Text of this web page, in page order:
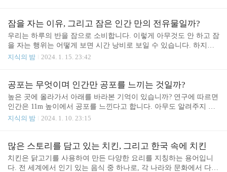
의 식품들 동물이 먹을 수 있는 인간의 음식은 동물의 종, 크기, 건강
상태에 따라 다르며, 일반적으로는 인간이 섭취하는 음식들을 동물
도 먹을 수 있습니다. 우선 우리 곁에 가까운 동물인 개와 고양이를
보자면 육류, 채소, 일부 과일, 일부 곡물 등은 적절히 가공되고 안전
한 경우에 적당한 양으로 먹일 수 있습니다. 그러나 고양이와 개는
잠을 자는 이유, 그리고 잠은 인간 만의 전유물일까?
우리는 하루의 반을 잠으로 소비합니다. 이렇게 아무것도 안 하고 잠
을 자는 행위는 어떻게 보면 시간 낭비로 보일 수 있습니다. 하지만
잠을 안 자고 버티면 하루를 고생할 수 있습니다. 그렇다면 우린 왜
과정입니다. 잠을 자는 이유는 여러 가지 생리적, 심리적인 이유들이
상호작용하여 발생합니다. 잠을 취하는 주요 이유 중 일부는 다음과
같습니다. 첫째로 신체의 회복입니다. 잠을 자는 동안에는 세포들이
어 성장과 수리가 이루어지며, 면역체계도 강화됩니다. 또한 잠은 중
지식의 밤 2024. 1. 15. 23:42
공포는 무엇이며 인간만 공포를 느끼는 것일까?
높은 곳에 올라가서 아래를 바라본 기억이 있습니까? 연구에 따르면
인간은 11m 높이에서 공포를 느낀다고 합니다. 아무도 알려주지 않
았지만 우리는 공포하는 감정을 가지고 있습니다. 그렇다면 공포는
려움을 표현하는 데 사용되는 용어이다 여러 감정 중 하나입니다. 이
러한 감정은 주로 위험하거나 예측할 수 없는 상황, 혹은 유서 깊은
과거의 경험과 관련이 있을 수 있습니다. 공포는 주로 생존에 필요한
지식의 밤 2024. 1. 10. 23:15
많은 스토리를 담고 있는 치킨, 그리고 한국 속에 치킨
치킨은 닭고기를 사용하여 만든 다양한 요리를 지칭하는 용어입니
다. 전 세계에서 인기 있는 음식 중 하나로, 각 나라와 문화에서 다양